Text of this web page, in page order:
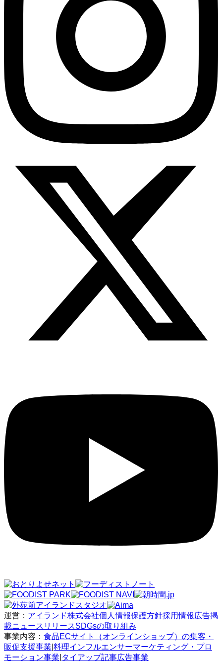
運営： アイランド株式会社個人情報保護方針採用情報 広告掲
載ニュースリリースSDGsの取り組み
事業内容： 食品ECサイト（オンラインショップ）の集客・
販促支援事業 料理インフルエンサーマーケティング・プロ
モーション事業 タイアップ記事広告事業